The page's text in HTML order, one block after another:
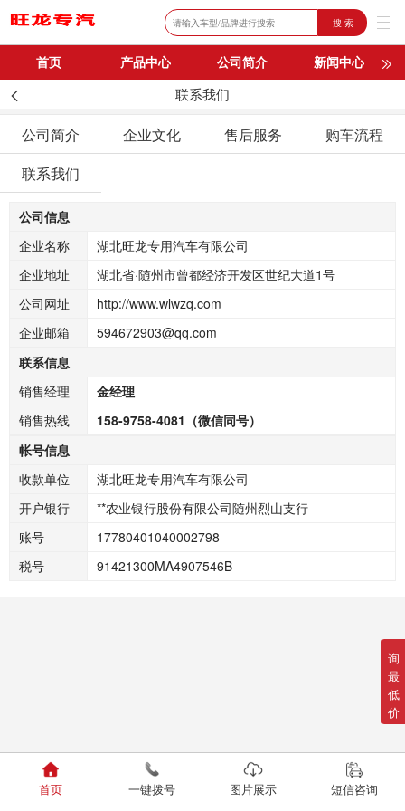
搜 索
首页 产品中心 公司简介
新闻中心
联系我们
公司简介 企业文化 售后服务
购车流程
联系我们
公司信息
企业名称
湖北旺龙专用汽车有限公司
企业地址
湖北省·随州市曾都经济开发区世纪大道1号
公司网址
http://www.wlwzq.com
企业邮箱
594672903@qq.com
联系信息
销售经理
金经理
销售热线
158-9758-4081（微信同号）
帐号信息
收款单位
湖北旺龙专用汽车有限公司
开户银行
**农业银行股份有限公司随州烈山支行
账号
17780401040002798
税号
91421300MA4907546B
首页 一键拨号 图片展示 短信咨询
询
最
低
价